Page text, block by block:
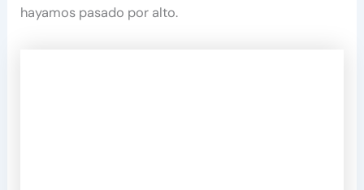
hayamos pasado por alto.